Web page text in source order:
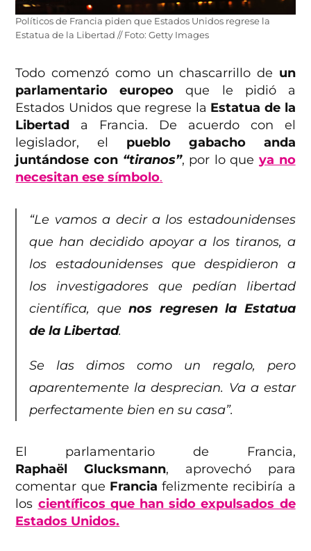
Políticos de Francia piden que Estados Unidos regrese la
Estatua de la Libertad // Foto: Getty Images
Todo comenzó como un chascarrillo de un
parlamentario europeo que le pidió a
Estados Unidos que regrese la Estatua de la
Libertad a Francia. De acuerdo con el
legislador, el pueblo gabacho anda
juntándose con “tiranos”, por lo queya no
necesitan ese símbolo.
“Le vamos a decir a los estadounidenses
que han decidido apoyar a los tiranos, a
los estadounidenses que despidieron a
los investigadores que pedían libertad
científica, quenos regresen la Estatua
de la Libertad.
Se las dimos como un regalo, pero
aparentemente la desprecian. Va a estar
perfectamente bien en su casa”.
El parlamentario de Francia,
Raphaël Glucksmann, aprovechó para
comentar que Franciafelizmente recibiría a
los científicos que han sido expulsados de
Estados Unidos.